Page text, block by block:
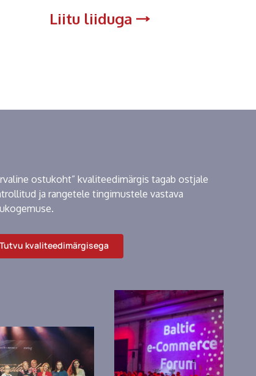
Liitu liiduga
ostukoht” kvaliteedimärgis tagab ostjale
ja rangetele tingimustele vastava
Tutvu kvaliteedimärgisega